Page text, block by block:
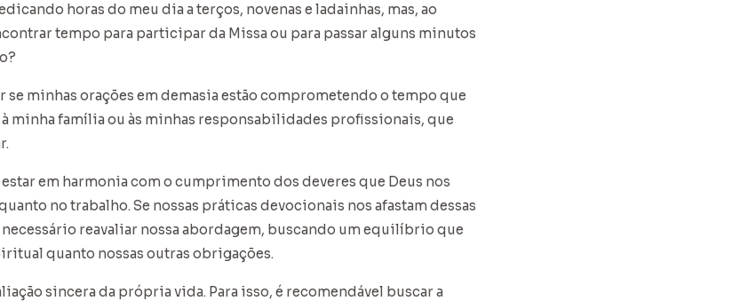
horas do meu dia a terços, novenas e ladainhas, mas, ao
tempo para participar da Missa ou para passar alguns minutos
se minhas orações em demasia estão comprometendo o tempo que
minha família ou às minhas responsabilidades profissionais, que
estar em harmonia com o cumprimento dos deveres que Deus nos
no trabalho. Se nossas práticas devocionais nos afastam dessas
reavaliar nossa abordagem, buscando um equilíbrio que
quanto nossas outras obrigações.
sincera da própria vida. Para isso, é recomendável buscar a